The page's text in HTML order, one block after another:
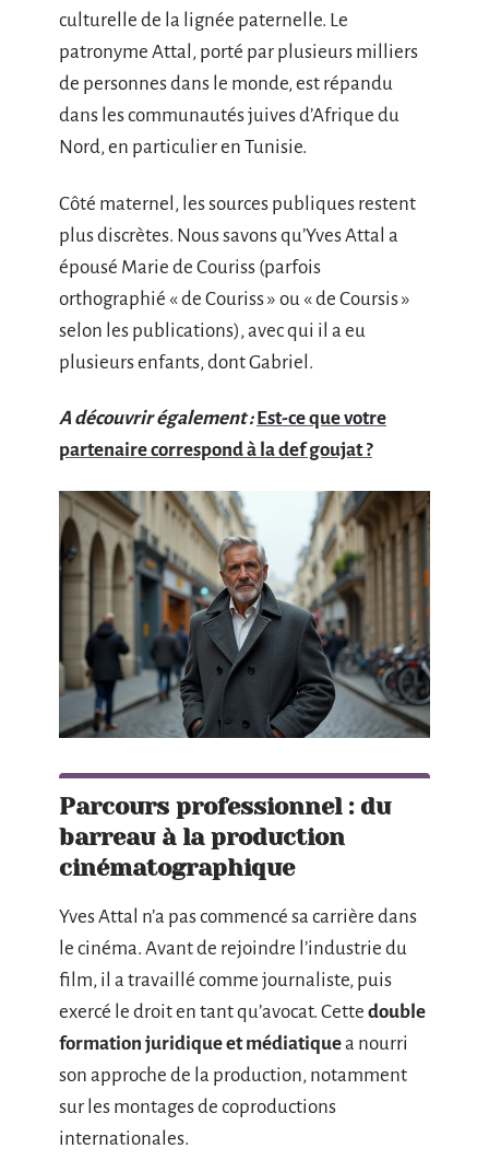
culturelle de la lignée paternelle. Le
patronyme Attal, porté par plusieurs milliers
de personnes dans le monde, est répandu
dans les communautés juives d’Afrique du
Nord, en particulier en Tunisie.
Côté maternel, les sources publiques restent
plus discrètes. Nous savons qu’Yves Attal a
épousé Marie de Couriss (parfois
orthographié « de Couriss » ou « de Coursis »
selon les publications), avec qui il a eu
plusieurs enfants, dont Gabriel.
A découvrir également : Est-ce que votre
partenaire correspond à la def goujat ?
Parcours professionnel : du
barreau à la production
cinématographique
Yves Attal n’a pas commencé sa carrière dans
le cinéma. Avant de rejoindre l’industrie du
film, il a travaillé comme journaliste, puis
exercé le droit en tant qu’avocat. Cette double
formation juridique et médiatiquea nourri
son approche de la production, notamment
sur les montages de coproductions
internationales.